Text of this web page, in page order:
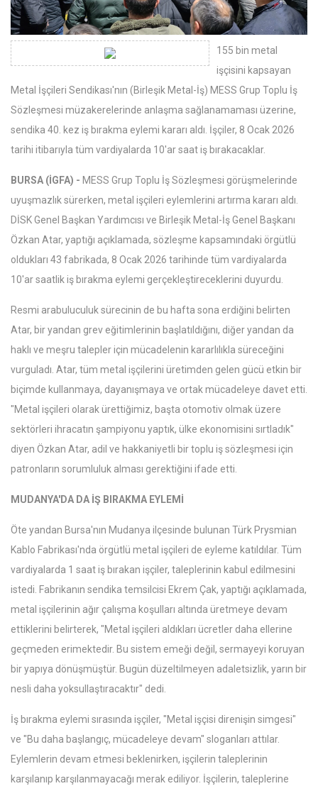
155 bin metal
işçisini kapsayan
Metal İşçileri Sendikası'nın (Birleşik Metal-İş) MESS Grup Toplu İş
Sözleşmesi müzakerelerinde anlaşma sağlanamaması üzerine,
sendika 40. kez iş bırakma eylemi kararı aldı. İşçiler, 8 Ocak 2026
tarihi itibarıyla tüm vardiyalarda 10'ar saat iş bırakacaklar.
BURSA (İGFA) - MESS Grup Toplu İş Sözleşmesi görüşmelerinde
uyuşmazlık sürerken, metal işçileri eylemlerini artırma kararı aldı.
DİSK Genel Başkan Yardımcısı ve Birleşik Metal-İş Genel Başkanı
Özkan Atar, yaptığı açıklamada, sözleşme kapsamındaki örgütlü
oldukları 43 fabrikada, 8 Ocak 2026 tarihinde tüm vardiyalarda
10'ar saatlik iş bırakma eylemi gerçekleştireceklerini duyurdu.
Resmi arabuluculuk sürecinin de bu hafta sona erdiğini belirten
Atar, bir yandan grev eğitimlerinin başlatıldığını, diğer yandan da
haklı ve meşru talepler için mücadelenin kararlılıkla süreceğini
vurguladı. Atar, tüm metal işçilerini üretimden gelen gücü etkin bir
biçimde kullanmaya, dayanışmaya ve ortak mücadeleye davet etti.
"Metal işçileri olarak ürettiğimiz, başta otomotiv olmak üzere
sektörleri ihracatın şampiyonu yaptık, ülke ekonomisini sırtladık"
diyen Özkan Atar, adil ve hakkaniyetli bir toplu iş sözleşmesi için
patronların sorumluluk alması gerektiğini ifade etti.
MUDANYA'DA DA İŞ BIRAKMA EYLEMİ
Öte yandan Bursa'nın Mudanya ilçesinde bulunan Türk Prysmian
Kablo Fabrikası'nda örgütlü metal işçileri de eyleme katıldılar. Tüm
vardiyalarda 1 saat iş bırakan işçiler, taleplerinin kabul edilmesini
istedi. Fabrikanın sendika temsilcisi Ekrem Çak, yaptığı açıklamada,
metal işçilerinin ağır çalışma koşulları altında üretmeye devam
ettiklerini belirterek, "Metal işçileri aldıkları ücretler daha ellerine
geçmeden erimektedir. Bu sistem emeği değil, sermayeyi koruyan
bir yapıya dönüşmüştür. Bugün düzeltilmeyen adaletsizlik, yarın bir
nesli daha yoksullaştıracaktır" dedi.
İş bırakma eylemi sırasında işçiler, "Metal işçisi direnişin simgesi"
ve "Bu daha başlangıç, mücadeleye devam" sloganları attılar.
Eylemlerin devam etmesi beklenirken, işçilerin taleplerinin
karşılanıp karşılanmayacağı merak ediliyor. İşçilerin, taleplerine